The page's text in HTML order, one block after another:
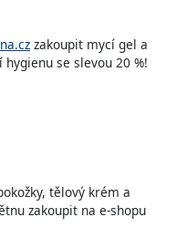
zakoupit mycí gel a
se slevou 20 %!
tělový krém a
zakoupit na e-shopu